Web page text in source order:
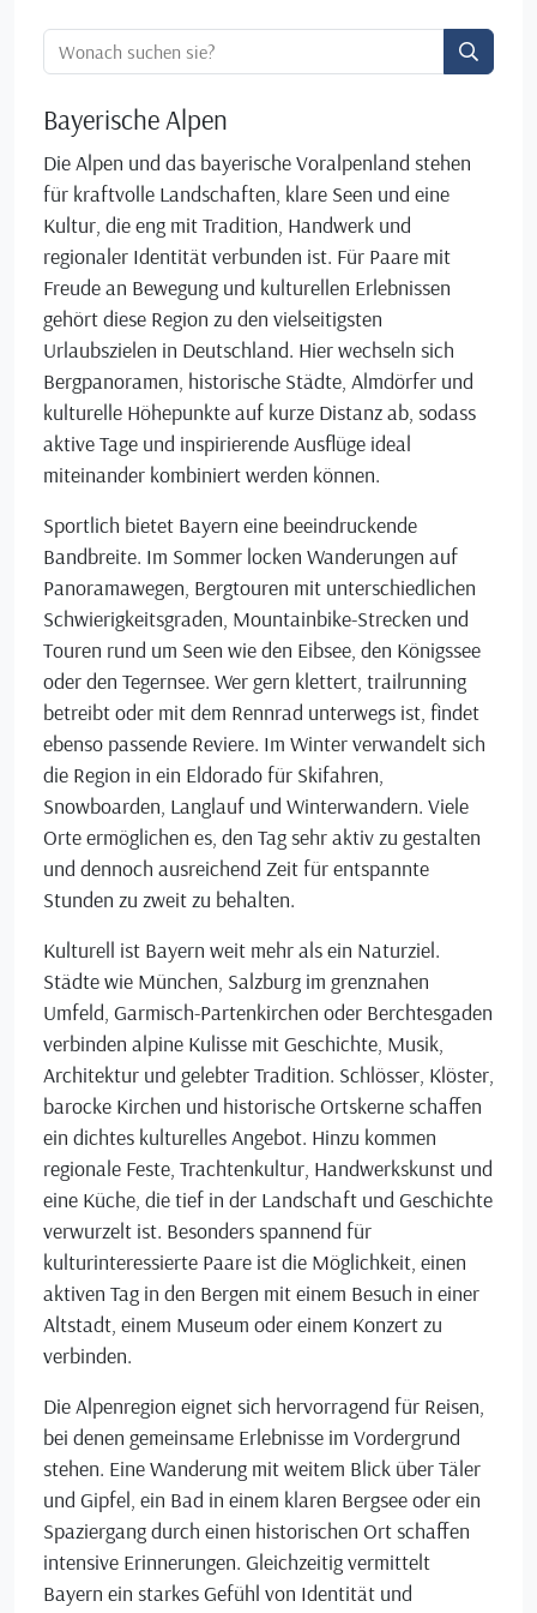
Ortssuche:
Bayerische Alpen
Die Alpen und das bayerische Voralpenland stehen
für kraftvolle Landschaften, klare Seen und eine
Kultur, die eng mit Tradition, Handwerk und
regionaler Identität verbunden ist. Für Paare mit
Freude an Bewegung und kulturellen Erlebnissen
gehört diese Region zu den vielseitigsten
Urlaubszielen in Deutschland. Hier wechseln sich
Bergpanoramen, historische Städte, Almdörfer und
kulturelle Höhepunkte auf kurze Distanz ab, sodass
aktive Tage und inspirierende Ausflüge ideal
miteinander kombiniert werden können.
Sportlich bietet Bayern eine beeindruckende
Bandbreite. Im Sommer locken Wanderungen auf
Panoramawegen, Bergtouren mit unterschiedlichen
Schwierigkeitsgraden, Mountainbike-Strecken und
Touren rund um Seen wie den Eibsee, den Königssee
oder den Tegernsee. Wer gern klettert, trailrunning
betreibt oder mit dem Rennrad unterwegs ist, findet
ebenso passende Reviere. Im Winter verwandelt sich
die Region in ein Eldorado für Skifahren,
Snowboarden, Langlauf und Winterwandern. Viele
Orte ermöglichen es, den Tag sehr aktiv zu gestalten
und dennoch ausreichend Zeit für entspannte
Stunden zu zweit zu behalten.
Kulturell ist Bayern weit mehr als ein Naturziel.
Städte wie München, Salzburg im grenznahen
Umfeld, Garmisch-Partenkirchen oder Berchtesgaden
verbinden alpine Kulisse mit Geschichte, Musik,
Architektur und gelebter Tradition. Schlösser, Klöster,
barocke Kirchen und historische Ortskerne schaffen
ein dichtes kulturelles Angebot. Hinzu kommen
regionale Feste, Trachtenkultur, Handwerkskunst und
eine Küche, die tief in der Landschaft und Geschichte
verwurzelt ist. Besonders spannend für
kulturinteressierte Paare ist die Möglichkeit, einen
aktiven Tag in den Bergen mit einem Besuch in einer
Altstadt, einem Museum oder einem Konzert zu
verbinden.
Die Alpenregion eignet sich hervorragend für Reisen,
bei denen gemeinsame Erlebnisse im Vordergrund
stehen. Eine Wanderung mit weitem Blick über Täler
und Gipfel, ein Bad in einem klaren Bergsee oder ein
Spaziergang durch einen historischen Ort schaffen
intensive Erinnerungen. Gleichzeitig vermittelt
Bayern ein starkes Gefühl von Identität und